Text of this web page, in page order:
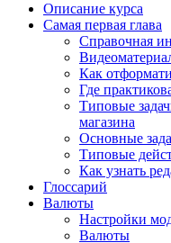
Описание курса
Самая первая глава
Справочная
Как
Где
Типовые
магазина
Основные
Типовые
Как узнать
Глоссарий
Валюты
Настройки
Валюты